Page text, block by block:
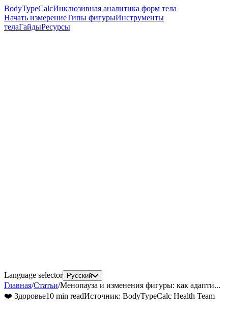
BodyTypeCalcИнклюзивная аналитика форм тела
Начать измерениеТипы фигурыИнструменты
телаГайдыРесурсы
Language selector Русский
Главная/Статьи/Менопауза и изменения фигуры: как адапти...
❤️ Здоровье10 min readИсточник: BodyTypeCalc Health Team